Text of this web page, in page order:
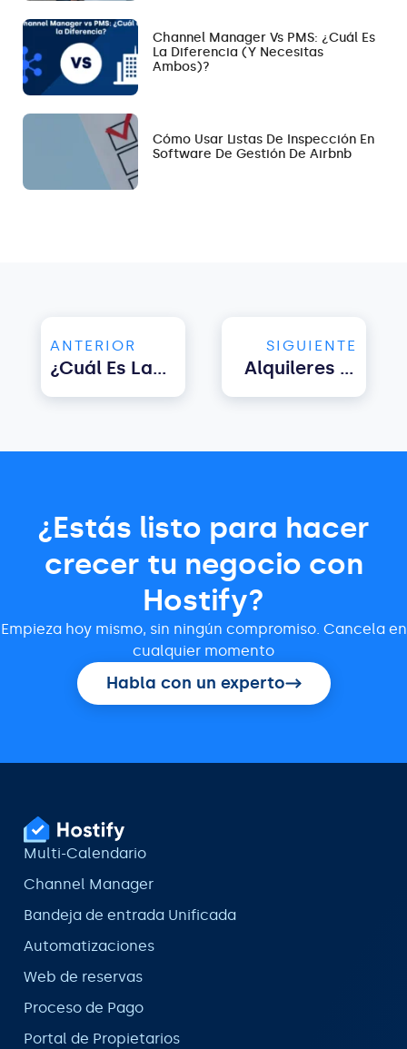
Channel Manager Vs PMS: ¿Cuál Es
La Diferencia (y Necesitas
Ambos)?
Cómo Usar Listas De Inspección En
Software De Gestión De Airbnb
ANTERIOR
¿Cuál Es La Diferencia Entre Alquileres A Medio Y Corto Plazo?
SIGUIENTE
Alquileres Vacacionales En Portugal: El Mercado Actual
¿Estás listo para hacer
crecer tu negocio con
Hostify?
Empieza hoy mismo, sin ningún compromiso. Cancela en
cualquier momento
Habla con un experto
Multi-Calendario
Channel Manager
Bandeja de entrada Unificada
Automatizaciones
Web de reservas
Proceso de Pago
Portal de Propietarios